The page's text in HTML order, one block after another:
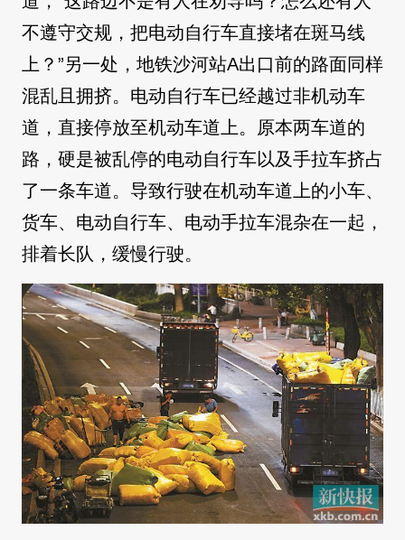
不遵守交规，把电动自行车直接堵在斑马线
上？”另一处，地铁沙河站A出口前的路面同样
混乱且拥挤。电动自行车已经越过非机动车
道，直接停放至机动车道上。原本两车道的
路，硬是被乱停的电动自行车以及手拉车挤占
了一条车道。导致行驶在机动车道上的小车、
货车、电动自行车、电动手拉车混杂在一起，
排着长队，缓慢行驶。